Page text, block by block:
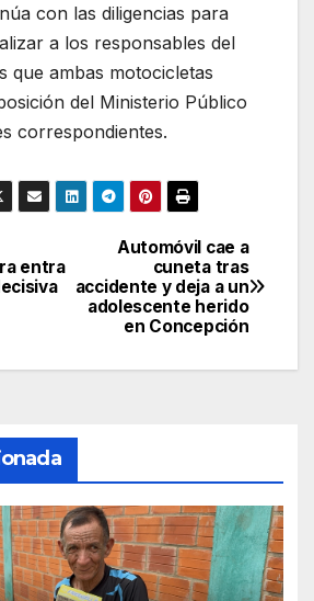
con las diligencias para
a los responsables del
que ambas motocicletas
del Ministerio Público
correspondientes.
Automóvil cae a
cuneta tras
accidente y deja a un
adolescente herido
en Concepción
entra